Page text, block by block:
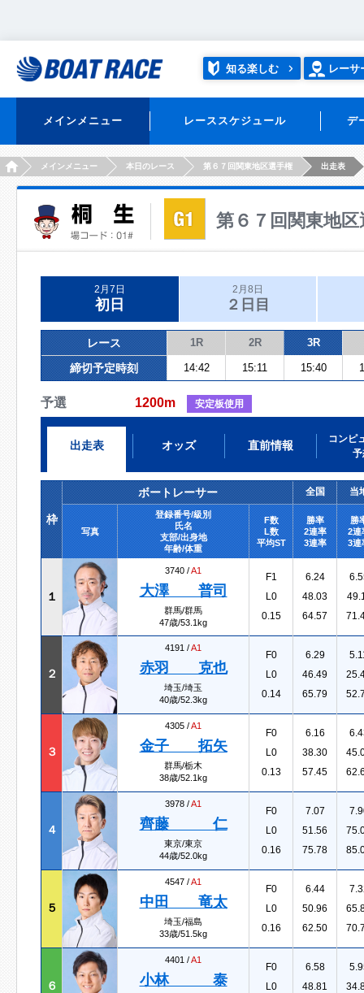
知る楽しむ レーサ
メインメニュー レーススケジュール デ
HOMEメインメニュー 本日のレース 第６７回関東地区選手権 出走表
第６７回関東地区
2月7日
初日
2月8日
２日目
レース 1R 2R 3R
締切予定時刻 14:42 15:11 15:40
予選 1200m 安定板使用
出走表 オッズ 直前情報
コンピ
予
枠
ボートレーサー 全国 当
写真
登録番号/級別
氏名
支部/出身地
年齢/体重
F数
L数
平均ST
勝率
2連率
3連率
勝
2連
3連
１
3740 /A1
大澤 普司
群馬/群馬
47歳/53.1kg
F1
L0
0.15
6.24
48.03
64.57
２
4191 /A1
赤羽 克也
埼玉/埼玉
40歳/52.3kg
F0
L0
0.14
6.29
46.49
65.79
３
4305 /A1
金子 拓矢
群馬/栃木
38歳/52.1kg
F0
L0
0.13
6.16
38.30
57.45
４
3978 /A1
齊藤 仁
東京/東京
44歳/52.0kg
F0
L0
0.16
7.07
51.56
75.78
５
4547 /A1
中田 竜太
埼玉/福島
33歳/51.5kg
F0
L0
0.16
6.44
50.96
62.50
６
4401 /A1
小林 泰
F0
L0
6.58
48.81